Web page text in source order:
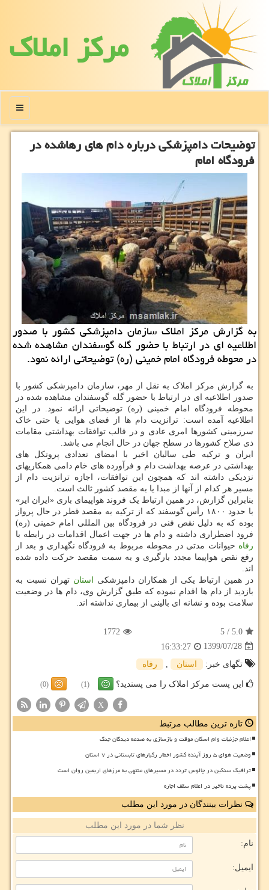
مركز املاك
منو
توضیحات دامپزشكی درباره دام های رهاشده در
فرودگاه امام
به گزارش مركز املاك سازمان دامپزشكی كشور با صدور
اطلاعیه ای در ارتباط با حضور گله گوسفندان مشاهده شده
در محوطه فرودگاه امام خمینی (ره) توضیحاتی ارائه نمود.
به گزارش مرکز املاک به نقل از مهر، سازمان دامپزشکی کشور با
صدور اطلاعیه ای در ارتباط با حضور گله گوسفندان مشاهده شده در
محوطه فرودگاه امام خمینی (ره) توضیحاتی ارائه نمود. در این
اطلاعیه آمده است: ترانزیت دام ها از فضای هوایی یا حتی خاک
سرزمینی کشورها امری عادی و در قالب توافقات بهداشتی مقامات
ذی صلاح کشورها در سطح جهان در حال انجام می باشد.
ایران و ترکیه طی سالیان اخیر با امضای تعدادی پروتکل های
بهداشتی در عرصه بهداشت دام و فرآورده های خام دامی همکاریهای
نزدیکی داشته اند که همچون این توافقات، اجازه ترانزیت دام از
مسیر هر کدام از آنها از مبدا یا به مقصد کشور ثالث است.
بنابراین گزارش، در همین ارتباط یک فروند هواپیمای باری «ایران ایر»
با حدود ۱۸۰۰ رأس گوسفند که از ترکیه به مقصد قطر در حال پرواز
بوده که به دلیل نقص فنی در فرودگاه بین المللی امام خمینی (ره)
فرود اضطراری داشته و دام ها در جهت اعمال اقدامات در رابطه با
رفاه حیوانات مدتی در محوطه مربوط به فرودگاه نگهداری و بعد از
رفع نقص هواپیما مجدد بارگیری و به سمت مقصد حرکت داده شده
اند.
در همین ارتباط یکی از همکاران دامپزشکی
استان تهران نسبت به
بازدید از دام ها اقدام نموده که طبق گزارش وی، دام ها در وضعیت
سلامت بوده و نشانه ای بالینی از بیماری نداشته اند.
5.0
/
5
1772
1399/07/28
16:33:27
تگهای خبر:
استان , رفاه
این پست مرکز املاک را می پسندید؟ (1)
(0)
X
تازه ترین مطالب مرتبط
اعلام جزئیات وام اسکان موقت و بازسازی به صدمه دیدگان جنگ
وضعیت هوای ۵ روز آینده کشور اخطار رگبارهای تابستانی در ۷ استان
ترافیک سنگین در چالوس تردد در مسیرهای منتهی به مرزهای اربعین روان است
پشت پرده تاخیر در اعلام سقف اجاره
نظرات بینندگان در مورد این مطلب
نظر شما در مورد این مطلب
نام:
ایمیل: